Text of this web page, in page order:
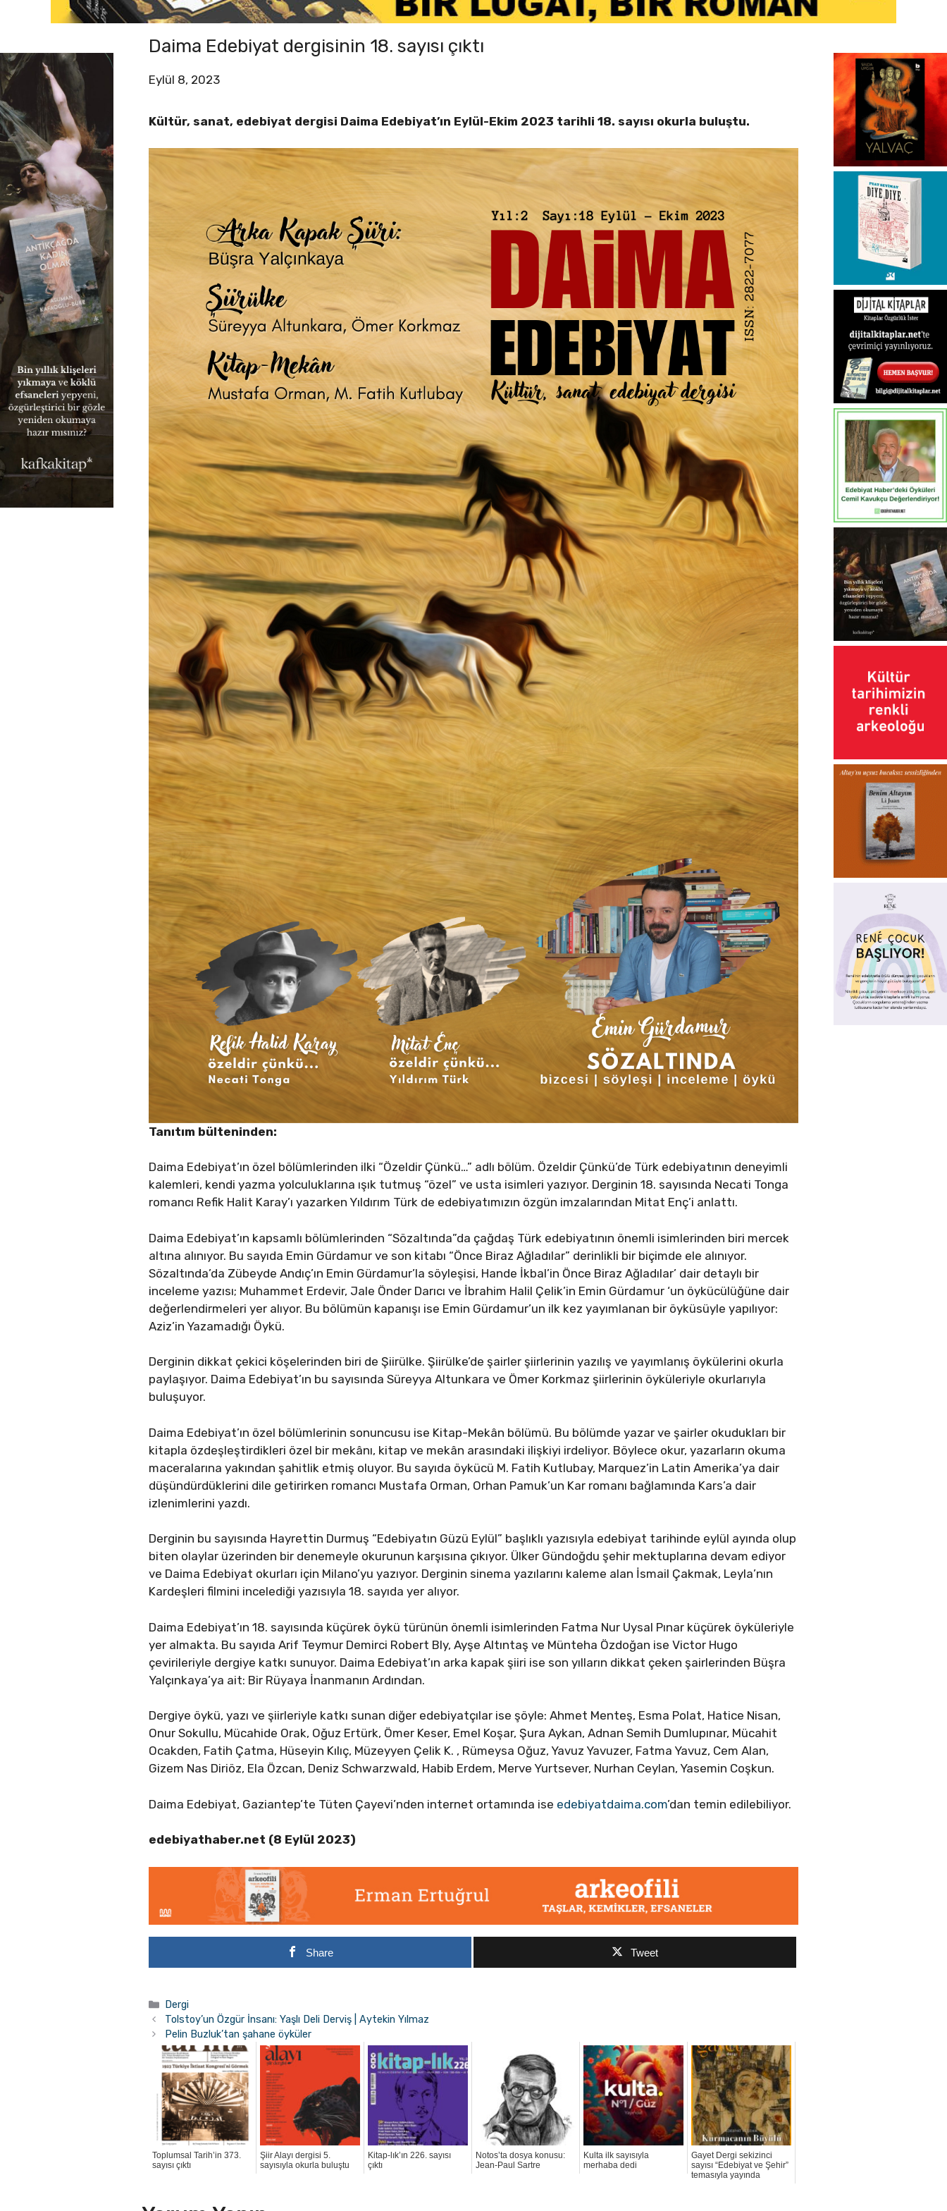
Daima Edebiyat dergisinin 18. sayısı çıktı
Eylül 8, 2023
Kültür, sanat, edebiyat dergisi Daima Edebiyat’ın Eylül-Ekim 2023 tarihli 18. sayısı okurla buluştu.
Tanıtım bülteninden:
Daima Edebiyat’ın özel bölümlerinden ilki “Özeldir Çünkü…” adlı bölüm. Özeldir Çünkü’de Türk edebiyatının deneyimli
kalemleri, kendi yazma yolculuklarına ışık tutmuş “özel” ve usta isimleri yazıyor. Derginin 18. sayısında Necati Tonga
romancı Refik Halit Karay’ı yazarken Yıldırım Türk de edebiyatımızın özgün imzalarından Mitat Enç’i anlattı.
Daima Edebiyat’ın kapsamlı bölümlerinden “Sözaltında”da çağdaş Türk edebiyatının önemli isimlerinden biri mercek
altına alınıyor. Bu sayıda Emin Gürdamur ve son kitabı “Önce Biraz Ağladılar” derinlikli bir biçimde ele alınıyor.
Sözaltında’da Zübeyde Andıç’ın Emin Gürdamur’la söyleşisi, Hande İkbal’in Önce Biraz Ağladılar’ dair detaylı bir
inceleme yazısı; Muhammet Erdevir, Jale Önder Darıcı ve İbrahim Halil Çelik’in Emin Gürdamur ‘un öykücülüğüne dair
değerlendirmeleri yer alıyor. Bu bölümün kapanışı ise Emin Gürdamur’un ilk kez yayımlanan bir öyküsüyle yapılıyor:
Aziz’in Yazamadığı Öykü.
Derginin dikkat çekici köşelerinden biri de Şiirülke. Şiirülke’de şairler şiirlerinin yazılış ve yayımlanış öykülerini okurla
paylaşıyor. Daima Edebiyat’ın bu sayısında Süreyya Altunkara ve Ömer Korkmaz şiirlerinin öyküleriyle okurlarıyla
buluşuyor.
Daima Edebiyat’ın özel bölümlerinin sonuncusu ise Kitap-Mekân bölümü. Bu bölümde yazar ve şairler okudukları bir
kitapla özdeşleştirdikleri özel bir mekânı, kitap ve mekân arasındaki ilişkiyi irdeliyor. Böylece okur, yazarların okuma
maceralarına yakından şahitlik etmiş oluyor. Bu sayıda öykücü M. Fatih Kutlubay, Marquez’in Latin Amerika’ya dair
düşündürdüklerini dile getirirken romancı Mustafa Orman, Orhan Pamuk’un Kar romanı bağlamında Kars’a dair
izlenimlerini yazdı.
Derginin bu sayısında Hayrettin Durmuş “Edebiyatın Güzü Eylül” başlıklı yazısıyla edebiyat tarihinde eylül ayında olup
biten olaylar üzerinden bir denemeyle okurunun karşısına çıkıyor. Ülker Gündoğdu şehir mektuplarına devam ediyor
ve Daima Edebiyat okurları için Milano’yu yazıyor. Derginin sinema yazılarını kaleme alan İsmail Çakmak, Leyla’nın
Kardeşleri filmini incelediği yazısıyla 18. sayıda yer alıyor.
Daima Edebiyat’ın 18. sayısında küçürek öykü türünün önemli isimlerinden Fatma Nur Uysal Pınar küçürek öyküleriyle
yer almakta. Bu sayıda Arif Teymur Demirci Robert Bly, Ayşe Altıntaş ve Münteha Özdoğan ise Victor Hugo
çevirileriyle dergiye katkı sunuyor. Daima Edebiyat’ın arka kapak şiiri ise son yılların dikkat çeken şairlerinden Büşra
Yalçınkaya’ya ait: Bir Rüyaya İnanmanın Ardından.
Dergiye öykü, yazı ve şiirleriyle katkı sunan diğer edebiyatçılar ise şöyle: Ahmet Menteş, Esma Polat, Hatice Nisan,
Onur Sokullu, Mücahide Orak, Oğuz Ertürk, Ömer Keser, Emel Koşar, Şura Aykan, Adnan Semih Dumlupınar, Mücahit
Ocakden, Fatih Çatma, Hüseyin Kılıç, Müzeyyen Çelik K. , Rümeysa Oğuz, Yavuz Yavuzer, Fatma Yavuz, Cem Alan,
Gizem Nas Diriöz, Ela Özcan, Deniz Schwarzwald, Habib Erdem, Merve Yurtsever, Nurhan Ceylan, Yasemin Coşkun.
Daima Edebiyat, Gaziantep’te Tüten Çayevi’nden internet ortamında ise edebiyatdaima.com’dan temin edilebiliyor.
edebiyathaber.net (8 Eylül 2023)
Share Tweet
Kategoriler
Dergi
Tolstoy’un Özgür İnsanı: Yaşlı Deli Derviş | Aytekin Yılmaz
Pelin Buzluk’tan şahane öyküler
Toplumsal Tarih’in 373.
sayısı çıktı
Şiir Alayı dergisi 5.
sayısıyla okurla buluştu
Kitap-lık’ın 226. sayısı
çıktı
Notos’ta dosya konusu:
Jean-Paul Sartre
Kulta ilk sayısıyla
merhaba dedi
Gayet Dergi sekizinci
sayısı “Edebiyat ve Şehir”
temasıyla yayında